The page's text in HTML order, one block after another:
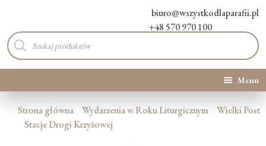
biuro@wszystkodlaparafii.pl
+48 570 970 100
Wyszukiwarka
produktów
Menu
Kategorie produktów
Strona główna Wydarzenia w Roku Liturgicznym
Wielki Post
Stacje Drogi Krzyżowej